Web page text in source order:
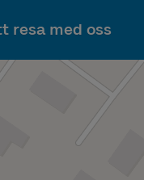
Till innehållet
resa med oss